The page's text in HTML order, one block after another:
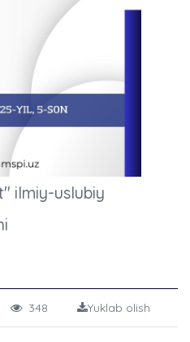
ilmiy-uslubiy
348 Yuklab olish